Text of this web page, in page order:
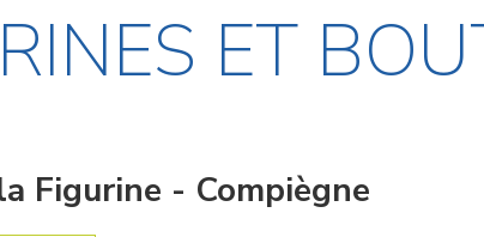
ET
Figurine - Compiègne